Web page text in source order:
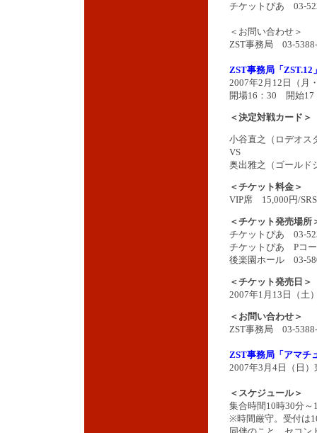
チケットぴあ 03-
＜お問い合わせ＞
ZST事務局 03-
ZST事務局「ZST.12
2007年2月12日（月
開場16：30 開始17
＜決定対戦カード＞
小谷直之（ロデオス
VS
奥出雅之（ゴールド
＜チケット料金＞
VIP席 15,000円/
＜チケット発売場所
チケットぴあ 03-
チケットぴあ Pコ
後楽園ホール 03-
＜チケット発売日＞
2007年1月13日（土
＜お問い合わせ＞
ZST事務局 03-
ZST事務局「アマチ
2007年3月4日（日
＜スケジュール＞
集合時間10時30分～
※時間厳守。受付は